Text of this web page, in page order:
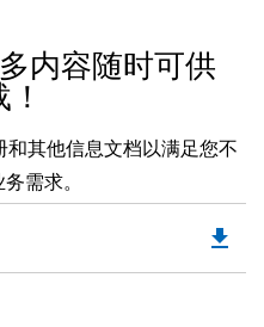
内容随时可供
其他信息文档以满足您不
需求。
file_download